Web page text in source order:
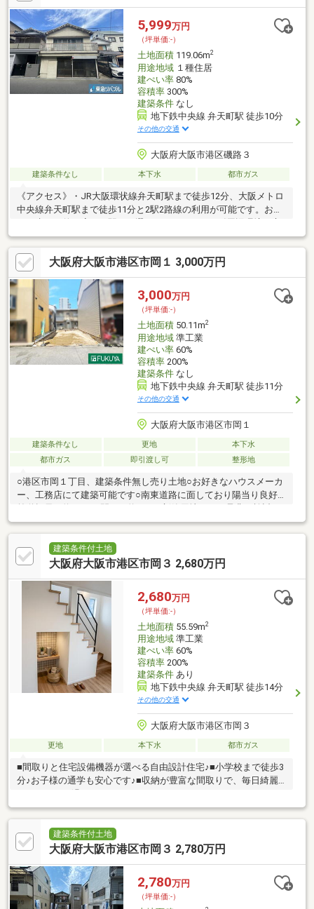
5,999万円
（坪単価:-）
土地面積119.06m2
用途地域１種住居
建ぺい率80%
容積率300%
建築条件なし
地下鉄中央線 弁天町駅 徒歩10分
その他の交通
大阪府大阪市港区磯路３
建築条件なし 本下水 都市ガス
《アクセス》・JR大阪環状線弁天町駅まで徒歩12分、大阪メトロ
中央線弁天町駅まで徒歩11分と2駅2路線の利用が可能です。お出
かけ先や目的に応じて駅をお選びいただけます。《周辺環境・立
地条件等》・現地は、みなと通りから1本入ったところに立地。現
地周辺は閑静な住宅地が広がっています。・土地面積119.06㎡の
整形地です。《道路・方位等》・前面道路はゆとりある6.0m幅員
の道路です。・前面道路との高低差はありません。
大阪府大阪市港区市岡１ 3,000万円
3,000万円
（坪単価:-）
土地面積50.11m2
用途地域準工業
建ぺい率60%
容積率200%
建築条件なし
地下鉄中央線 弁天町駅 徒歩11分
その他の交通
大阪府大阪市港区市岡１
建築条件なし 更地
本下水
都市ガス
即引渡し可 整形地
○港区市岡１丁目、建築条件無し売り土地○お好きなハウスメーカ
ー、工務店にて建築可能です○南東道路に面しており陽当り良好○
前道幅員：約5.4m・間口：約5.9m○新築用地として是非ご検討く
ださい□仮測量による土地面積は49.77㎡(約15.05坪)です○大阪市
立市岡小学校：約300m○大阪市立港南中学校：約850m○関西スー
パー市岡店：約260m○ドラックセガミ市岡店：約260m○大阪港郵
便局：約300m○大阪ベイタワー：約1.0Km○コーナン弁天町店：約
建築条件付土地
大阪府大阪市港区市岡３ 2,680万円
2,680万円
（坪単価:-）
土地面積55.59m2
用途地域準工業
建ぺい率60%
容積率200%
建築条件あり
地下鉄中央線 弁天町駅 徒歩14分
その他の交通
大阪府大阪市港区市岡３
更地 本下水 都市ガス
■間取りと住宅設備機器が選べる自由設計住宅♪■小学校まで徒歩3
分♪お子様の通学も安心です♪■収納が豊富な間取りで、毎日綺麗
建築条件付土地
大阪府大阪市港区市岡３ 2,780万円
2,780万円
（坪単価:-）